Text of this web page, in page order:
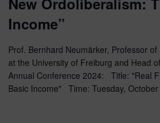
Income”
Prof. Bernhard Neumärker, Professor
at the University of Freiburg and Head
Annual Conference 2024: Title: "Real
Basic Income" Time: Tuesday,